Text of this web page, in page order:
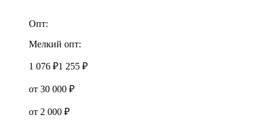
Опт:
Мелкий опт:
1 076 ₽1 255 ₽
от 30 000 ₽
от 2 000 ₽